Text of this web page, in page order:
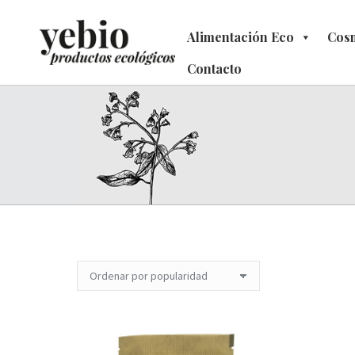
Alimentación Eco
Contacto
Alimentación Eco
Contacto